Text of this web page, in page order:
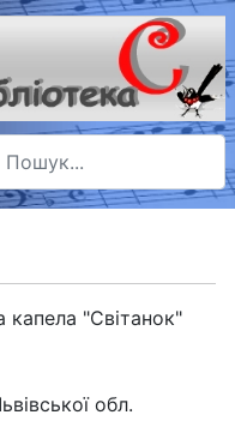
2 or more characters
"Світанок"
обл.